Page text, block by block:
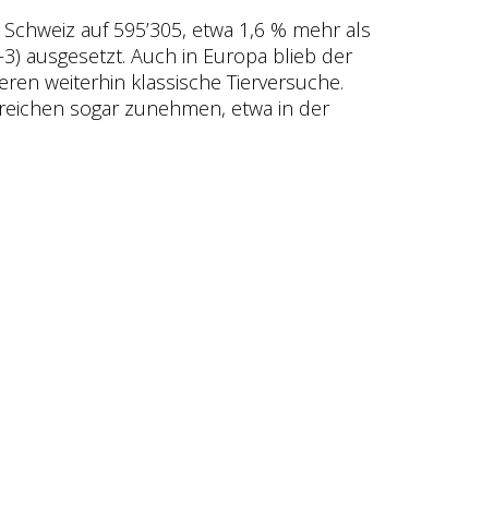
auf 595’305, etwa 1,6 % mehr als
ausgesetzt. Auch in Europa blieb der
weiterhin klassische Tierversuche.
sogar zunehmen, etwa in der